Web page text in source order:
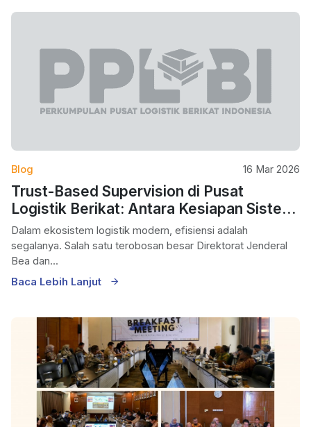
Blog 16 Mar 2026
Trust-Based Supervision di Pusat
Logistik Berikat: Antara Kesiapan Sistem
dan Keterpaksaan Transformasi
Dalam ekosistem logistik modern, efisiensi adalah
segalanya. Salah satu terobosan besar Direktorat Jenderal
Bea dan...
Baca Lebih Lanjut